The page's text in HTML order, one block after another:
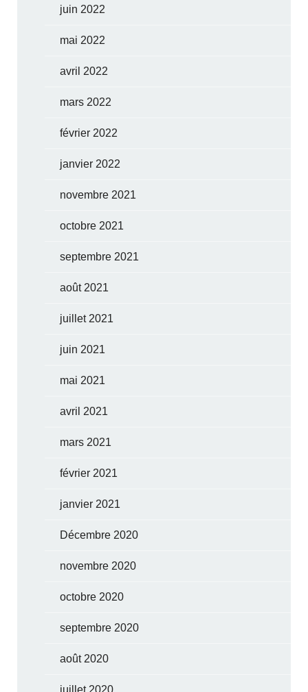
juin 2022
mai 2022
avril 2022
mars 2022
février 2022
janvier 2022
novembre 2021
octobre 2021
septembre 2021
août 2021
juillet 2021
juin 2021
mai 2021
avril 2021
mars 2021
février 2021
janvier 2021
Décembre 2020
novembre 2020
octobre 2020
septembre 2020
août 2020
juillet 2020